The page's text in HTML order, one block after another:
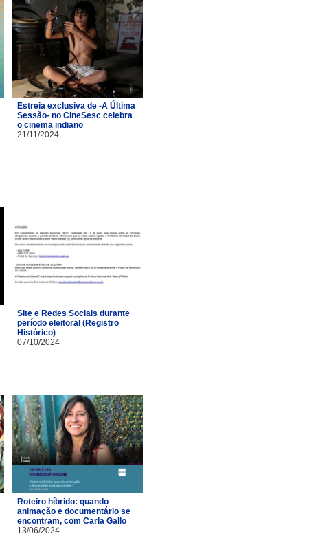
Estreia exclusiva de -A Última
Sessão- no CineSesc celebra
o cinema indiano
21/11/2024
Site e Redes Sociais durante
período eleitoral (Registro
Histórico)
07/10/2024
Roteiro híbrido: quando
animação e documentário se
encontram, com Carla Gallo
13/06/2024